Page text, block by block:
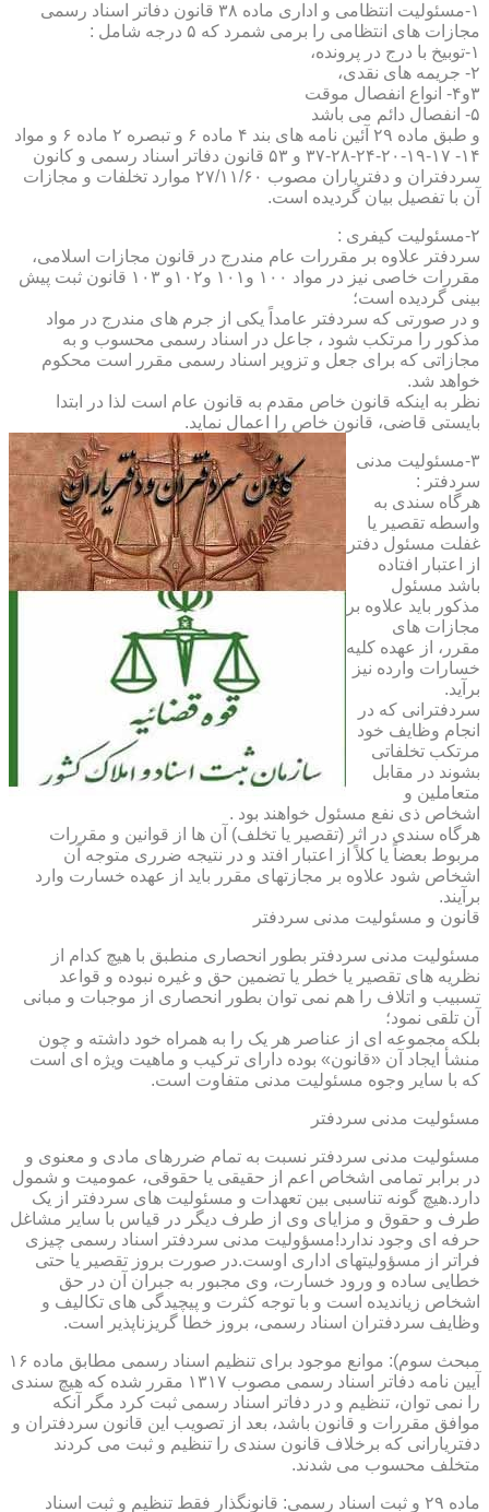
۱-مسئولیت انتظامی و اداری ماده ۳۸ قانون دفاتر اسناد رسمی
مجازات های انتظامی را برمی شمرد که ۵ درجه شامل :
۱-توبیخ با درج در پرونده،
۲- جریمه های نقدی،
۳و۴- انواع انفصال موقت
۵- انفصال دائم می باشد
و طبق ماده ۲۹ آئین نامه های بند ۴ ماده ۶ و تبصره ۲ ماده ۶ و مواد
۱۴- ۱۷-۱۹-۲۰-۲۴-۲۸-۳۷ و ۵۳ قانون دفاتر اسناد رسمی و کانون
سردفتران و دفتریاران مصوب ۲۷/۱۱/۶۰ موارد تخلفات و مجازات
آن با تفصیل بیان گردیده است.
۲-مسئولیت کیفری :
سردفتر علاوه بر مقررات عام مندرج در قانون مجازات اسلامی،
مقررات خاصی نیز در مواد ۱۰۰ و۱۰۱ و۱۰۲و ۱۰۳ قانون ثبت پیش
بینی گردیده است؛
و در صورتی که سردفتر عامداً یکی از جرم های مندرج در مواد
مذکور را مرتکب شود ، جاعل در اسناد رسمی محسوب و به
مجازاتی که برای جعل و تزویر اسناد رسمی مقرر است محکوم
خواهد شد.
نظر به اینکه قانون خاص مقدم به قانون عام است لذا در ابتدا
بایستی قاضی، قانون خاص را اعمال نماید.
۳-مسئولیت مدنی
سردفتر :
هرگاه سندی به
واسطه تقصیر یا
غفلت مسئول دفتر
از اعتبار افتاده
باشد مسئول
مذکور باید علاوه بر
مجازات های
مقرر، از عهده کلیه
خسارات وارده نیز
برآید.
سردفترانی که در
انجام وظایف خود
مرتکب تخلفاتی
بشوند در مقابل
متعاملین و
اشخاص ذی نفع مسئول خواهند بود .
هرگاه سندی در اثر (تقصیر یا تخلف) آن ها از قوانین و مقررات
مربوط بعضاً یا کلاً از اعتبار افتد و در نتیجه ضرری متوجه آن
اشخاص شود علاوه بر مجازتهای مقرر باید از عهده خسارت وارد
برآیند.
قانون و مسئولیت مدنی سردفتر
مسئولیت مدنی سردفتر بطور انحصاری منطبق با هیچ کدام از
نظریه های تقصیر یا خطر یا تضمین حق و غیره نبوده و قواعد
تسبیب و اتلاف را هم نمی توان بطور انحصاری از موجبات و مبانی
آن تلقی نمود؛
بلکه مجموعه ای از عناصر هر یک را به همراه خود داشته و چون
منشأ ایجاد آن «قانون» بوده دارای ترکیب و ماهیت ویژه ای است
که با سایر وجوه مسئولیت مدنی متفاوت است.
مسئولیت مدنی سردفتر
مسئولیت مدنی سردفتر نسبت به تمام ضررهای مادی و معنوی و
در برابر تمامی اشخاص اعم از حقیقی یا حقوقی، عمومیت و شمول
دارد.هیچ گونه تناسبی بین تعهدات و مسئولیت های سردفتر از یک
طرف و حقوق و مزایای وی از طرف دیگر در قیاس با سایر مشاغل
حرفه ای وجود ندارد!مسؤولیت مدنی سردفتر اسناد رسمی چیزی
فراتر از مسؤولیتهای اداری اوست.در صورت بروز تقصیر یا حتی
خطایی ساده و ورود خسارت، وی مجبور به جبران آن در حق
اشخاص زیاندیده است و با توجه کثرت و پیچیدگی های تکالیف و
وظایف سردفتران اسناد رسمی، بروز خطا گریزناپذیر است.
مبحث سوم): موانع موجود برای تنظیم اسناد رسمی مطابق ماده ۱۶
آیین نامه دفاتر اسناد رسمی مصوب ۱۳۱۷ مقرر شده که هیچ سندی
را نمی توان، تنظیم و در دفاتر اسناد رسمی ثبت کرد مگر آنکه
موافق مقررات و قانون باشد، بعد از تصویب این قانون سردفتران و
دفتریارانی که برخلاف قانون سندی را تنظیم و ثبت می کردند
متخلف محسوب می شدند.
ماده ۲۹ و ثبت اسناد رسمی: قانونگذار فقط تنظیم و ثبت اسناد